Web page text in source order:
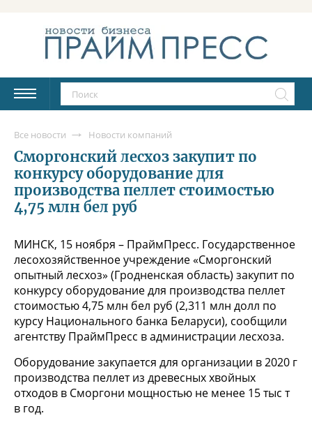
Все новости Новости компаний
Сморгонский лесхоз закупит по
конкурсу оборудование для
производства пеллет стоимостью
4,75 млн бел руб
МИНСК, 15 ноября – ПраймПресс. Государственное
лесохозяйственное учреждение «Сморгонский
опытный лесхоз» (Гродненская область) закупит по
конкурсу оборудование для производства пеллет
стоимостью 4,75 млн бел руб (2,311 млн долл по
курсу Национального банка Беларуси), сообщили
агентству ПраймПресс в администрации лесхоза.
Оборудование закупается для организации в 2020 г
производства пеллет из древесных хвойных
отходов в Сморгони мощностью не менее 15 тыс т
в год.